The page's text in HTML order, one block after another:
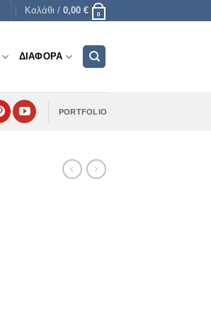
Καλάθι / 0,00 € 0
ΔΙΑΦΟΡΑ
PORTFOLIO